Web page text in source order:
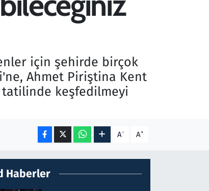
için şehirde birçok
Ahmet Piriştina Kent
keşfedilmeyi
A- A+
Haberler